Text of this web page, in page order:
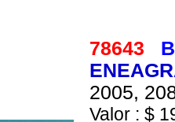
78643
2005,
Valor : $